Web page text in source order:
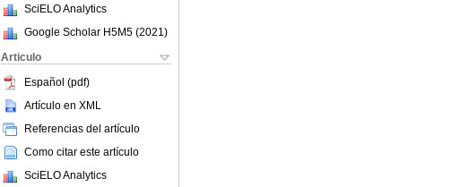
SciELO Analytics
Google Scholar H5M5 (2021 )
Articulo
Español (pdf)
Artículo en XML
Referencias del artículo
Como citar este artículo
SciELO Analytics